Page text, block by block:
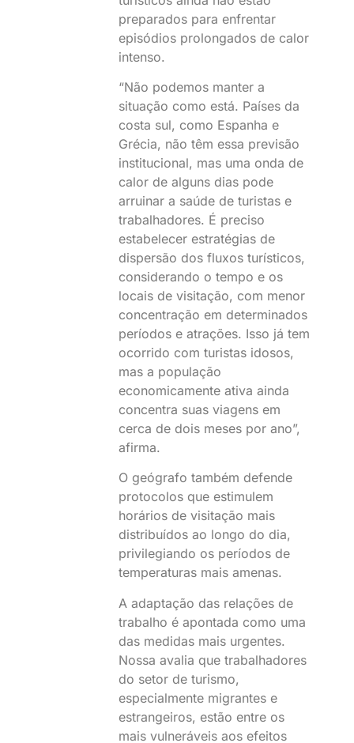
preparados para enfrentar
episódios prolongados de calor
intenso.
“Não podemos manter a
situação como está. Países da
costa sul, como Espanha e
Grécia, não têm essa previsão
institucional, mas uma onda de
calor de alguns dias pode
arruinar a saúde de turistas e
trabalhadores. É preciso
estabelecer estratégias de
dispersão dos fluxos turísticos,
considerando o tempo e os
locais de visitação, com menor
concentração em determinados
períodos e atrações. Isso já tem
ocorrido com turistas idosos,
mas a população
economicamente ativa ainda
concentra suas viagens em
cerca de dois meses por ano”,
afirma.
O geógrafo também defende
protocolos que estimulem
horários de visitação mais
distribuídos ao longo do dia,
privilegiando os períodos de
temperaturas mais amenas.
A adaptação das relações de
trabalho é apontada como uma
das medidas mais urgentes.
Nossa avalia que trabalhadores
do setor de turismo,
especialmente migrantes e
estrangeiros, estão entre os
mais vulneráveis aos efeitos